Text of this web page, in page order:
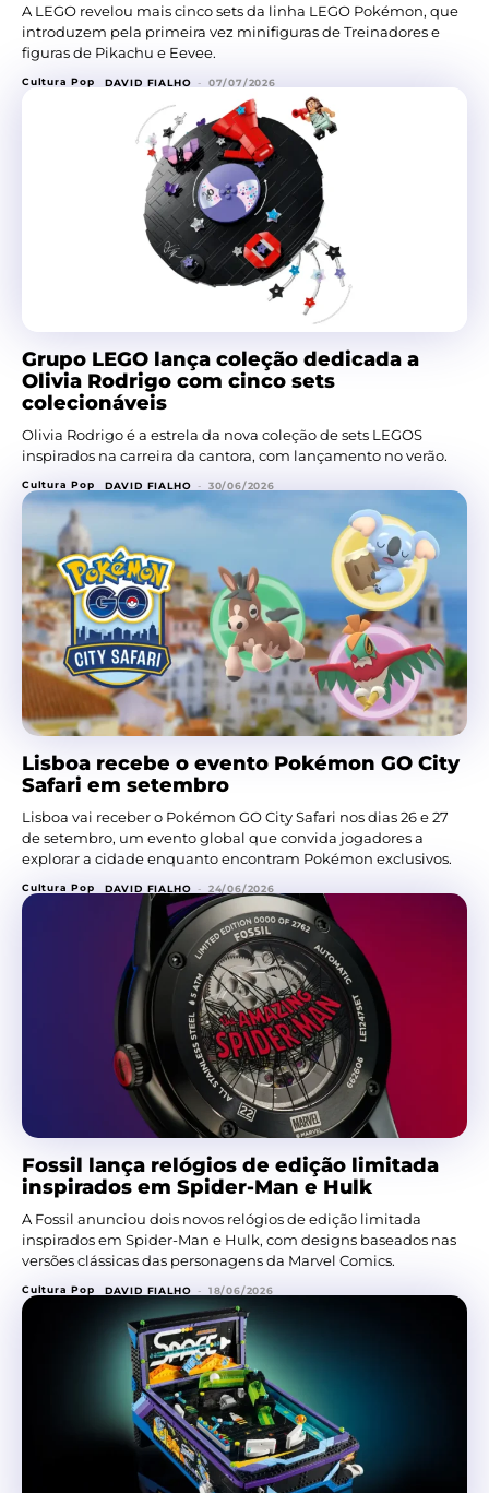
A LEGO revelou mais cinco sets da linha LEGO Pokémon, que
introduzem pela primeira vez minifiguras de Treinadores e
figuras de Pikachu e Eevee.
Cultura Pop DAVID FIALHO - 07/07/2026
Grupo LEGO lança coleção dedicada a
Olivia Rodrigo com cinco sets
colecionáveis
Olivia Rodrigo é a estrela da nova coleção de sets LEGOS
inspirados na carreira da cantora, com lançamento no verão.
Cultura Pop DAVID FIALHO - 30/06/2026
Lisboa recebe o evento Pokémon GO City
Safari em setembro
Lisboa vai receber o Pokémon GO City Safari nos dias 26 e 27
de setembro, um evento global que convida jogadores a
explorar a cidade enquanto encontram Pokémon exclusivos.
Cultura Pop DAVID FIALHO - 24/06/2026
Fossil lança relógios de edição limitada
inspirados em Spider-Man e Hulk
A Fossil anunciou dois novos relógios de edição limitada
inspirados em Spider-Man e Hulk, com designs baseados nas
versões clássicas das personagens da Marvel Comics.
Cultura Pop DAVID FIALHO - 18/06/2026